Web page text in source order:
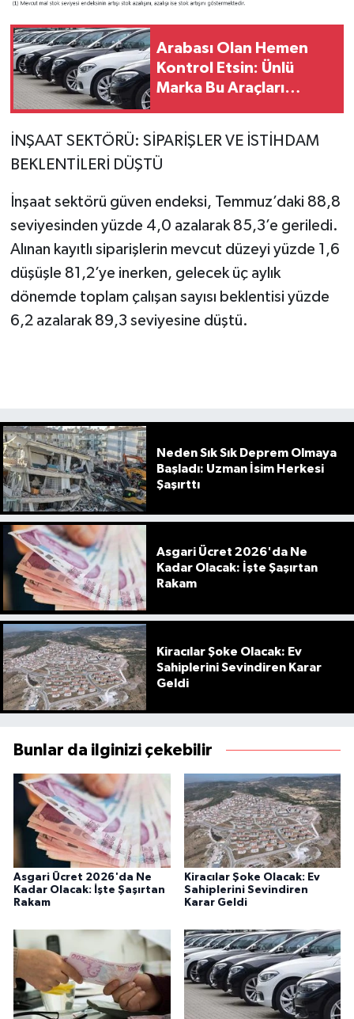
Arabası Olan Hemen
Kontrol Etsin: Ünlü
Marka Bu Araçları
İNŞAAT SEKTÖRÜ: SİPARİŞLER VE İSTİHDAM
BEKLENTİLERİ DÜŞTÜ
İnşaat sektörü güven endeksi, Temmuz’daki 88,8
seviyesinden yüzde 4,0 azalarak 85,3’e geriledi.
Alınan kayıtlı siparişlerin mevcut düzeyi yüzde 1,6
düşüşle 81,2’ye inerken, gelecek üç aylık
dönemde toplam çalışan sayısı beklentisi yüzde
6,2 azalarak 89,3 seviyesine düştü.
Neden Sık Sık Deprem Olmaya
Başladı: Uzman İsim Herkesi
Şaşırttı
Asgari Ücret 2026'da Ne
Kadar Olacak: İşte Şaşırtan
Rakam
Kiracılar Şoke Olacak: Ev
Sahiplerini Sevindiren Karar
Geldi
Bunlar da ilginizi çekebilir
Asgari Ücret 2026'da Ne
Kadar Olacak: İşte Şaşırtan
Rakam
Kiracılar Şoke Olacak: Ev
Sahiplerini Sevindiren
Karar Geldi